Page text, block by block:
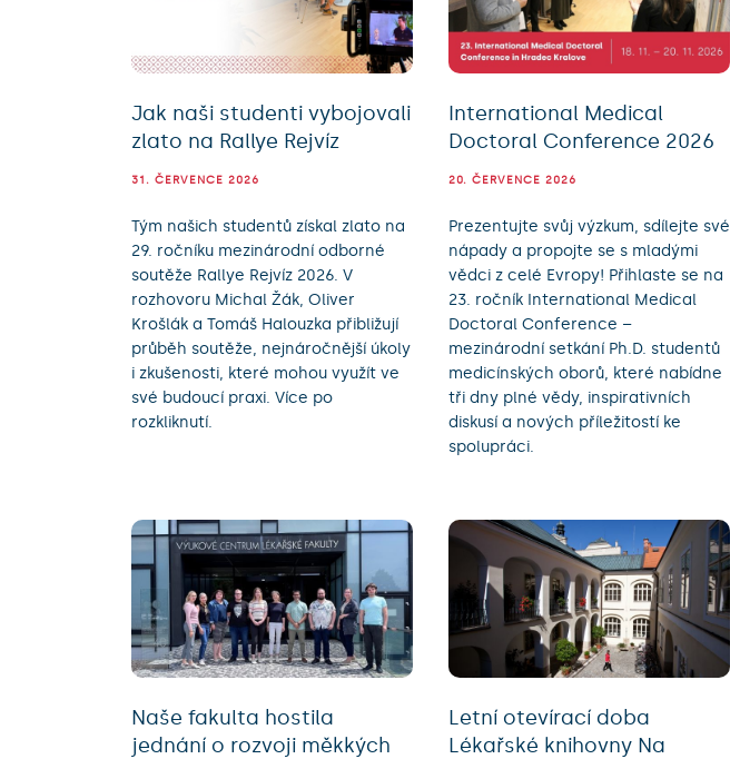
Jak naši studenti vybojovali
zlato na Rallye Rejvíz
31. ČERVENCE 2026
Tým našich studentů získal zlato na
29. ročníku mezinárodní odborné
soutěže Rallye Rejvíz 2026. V
rozhovoru Michal Žák, Oliver
Krošlák a Tomáš Halouzka přibližují
průběh soutěže, nejnáročnější úkoly
i zkušenosti, které mohou využít ve
své budoucí praxi. Více po
rozkliknutí.
International Medical
Doctoral Conference 2026
20. ČERVENCE 2026
Prezentujte svůj výzkum, sdílejte své
nápady a propojte se s mladými
vědci z celé Evropy! Přihlaste se na
23. ročník International Medical
Doctoral Conference –
mezinárodní setkání Ph.D. studentů
medicínských oborů, které nabídne
tři dny plné vědy, inspirativních
diskusí a nových příležitostí ke
spolupráci.
Naše fakulta hostila
jednání o rozvoji měkkých
Letní otevírací doba
Lékařské knihovny Na